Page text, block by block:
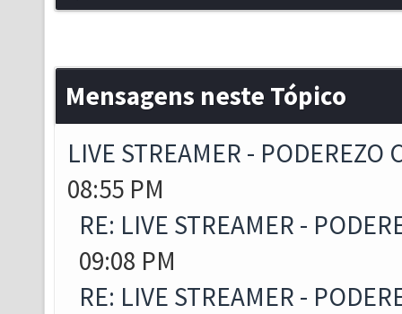
Mensagens neste Tópico
LIVE STREAMER - PODEREZO
08:55 PM
RE: LIVE STREAMER -
09:08 PM
RE: LIVE STREAMER -